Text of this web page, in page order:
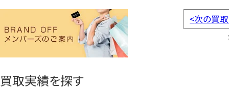
ヤ
買取実績を探す
<次の買